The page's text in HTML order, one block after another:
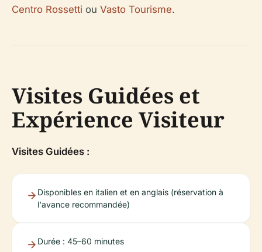
Centro Rossetti ou Vasto Tourisme.
Visites Guidées et
Expérience Visiteur
Visites Guidées :
Disponibles en italien et en anglais (réservation à
l'avance recommandée)
Durée : 45–60 minutes